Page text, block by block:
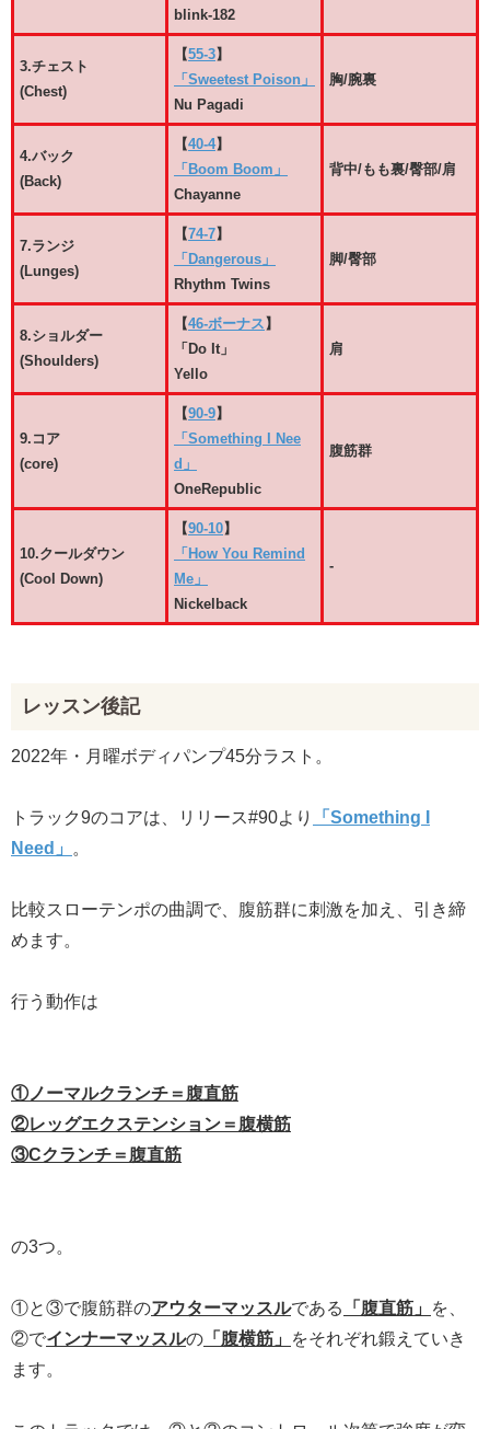
blink-182
3.チェスト
(Chest)
【55-3】
「Sweetest Poison」
Nu Pagadi
胸/腕裏
4.バック
(Back)
【40-4】
「Boom Boom」
Chayanne
背中/もも裏/臀部/肩
7.ランジ
(Lunges)
【74-7】
「Dangerous」
Rhythm Twins
脚/臀部
8.ショルダー
(Shoulders)
【46-ボーナス 】
「Do It」
Yello
肩
9.コア
(core)
【90-9】
「Something I Nee
d」
OneRepublic
腹筋群
10.クールダウン
(Cool Down)
【90-10】
「How You Remind
Me」
Nickelback
-
レッスン後記
2022年・月曜ボディパンプ45分ラスト。
トラック9のコアは、リリース#90より
「Something I
Need」
。
比較スローテンポの曲調で、腹筋群に刺激を加え、引き締
めます。
行う動作は
①ノーマルクランチ＝腹直筋
②レッグエクステンション＝腹横筋
③Cクランチ＝腹直筋
の3つ。
①と③で腹筋群のアウターマッスルである 「腹直筋」
を、
②でインナーマッスルの 「腹横筋」
をそれぞれ鍛えていき
ます。